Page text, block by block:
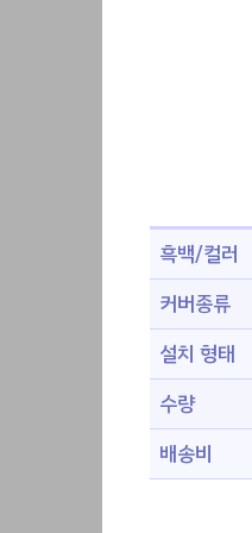
흑백/컬러
커버종류
설치 형태
수량
배송비